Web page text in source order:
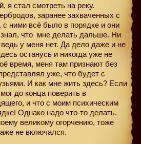
я стал смотреть на реку.
заранее захваченных с
с ними всё было в порядке и они
что мне делать дальше. Ни
ведь у меня нет. Да дело даже и не
останусь и никогда уже не
время, меня там признают без
уже, что будет с
И как мне жить здесь? Если
до конца поверить в
и что с моим психическим
Однако надо что-то делать.
великому огорчению, тоже
не включался.